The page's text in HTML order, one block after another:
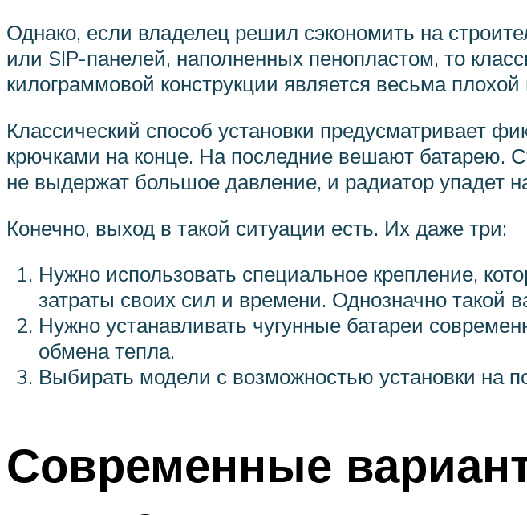
Однако, если владелец решил сэкономить на
или SIP-панелей, наполненных пенопластом, то
килограммовой конструкции является весьма плохой
Классический способ установки предусматривает
крючками на конце. На последние вешают батарею.
не выдержат большое давление, и радиатор упадет
Конечно, выход в такой ситуации есть. Их даже три:
Нужно использовать специальное крепление,
затраты своих сил и времени. Однозначно такой
Нужно устанавливать чугунные батареи
обмена тепла.
Выбирать модели с возможностью установки на
Современные